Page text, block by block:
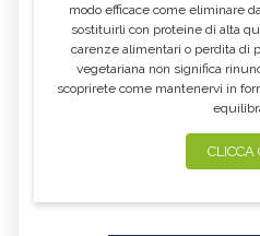
modo efficace come eliminare
sostituirli con proteine di alta
carenze alimentari o perdita di
vegetariana non significa
scoprirete come mantenervi in
CLICCA